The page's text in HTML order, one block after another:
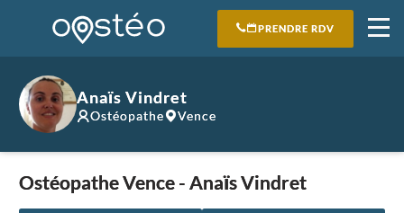
PRENDRE RDV
Anaïs Vindret
Ostéopathe Vence
Ostéopathe Vence - Anaïs Vindret